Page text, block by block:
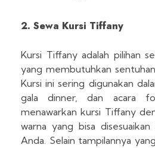
2. Sewa Kursi Tiffany
Kursi Tiffany adalah pilihan
yang membutuhkan
Kursi ini sering digunakan
gala dinner, dan acara
menawarkan kursi Tiffany
warna yang bisa
Anda. Selain tampilannya